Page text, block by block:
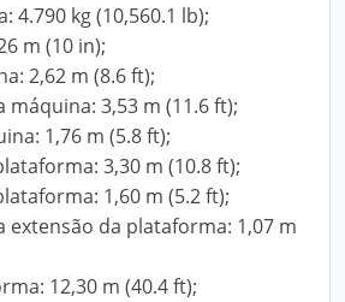
4.790 kg (10,560.1 lb);
m (10 in);
2,62 m (8.6 ft);
3,53 m (11.6 ft);
1,76 m (5.8 ft);
3,30 m (10.8 ft);
1,60 m (5.2 ft);
extensão da plataforma: 1,07 m
12,30 m (40.4 ft);